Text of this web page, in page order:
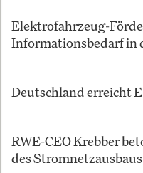
Elektrofahrzeug-
Informationsbedarf in
Deutschland erreicht
RWE-CEO Krebber
des